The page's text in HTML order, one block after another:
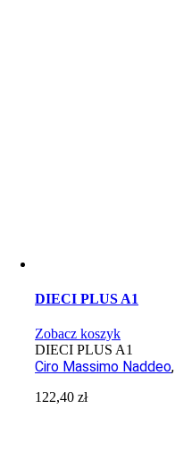
DIECI PLUS A1
Zobacz koszyk
DIECI PLUS A1
Ciro Massimo Naddeo,
122,40zł